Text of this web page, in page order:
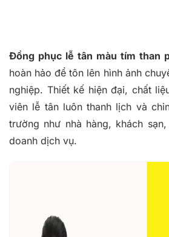
Đồng phục lễ tân màu tím than
hoàn hảo để tôn lên hình ảnh
nghiệp. Thiết kế hiện đại, chất
viên lễ tân luôn thanh lịch và
trường như nhà hàng, khách
doanh dịch vụ.